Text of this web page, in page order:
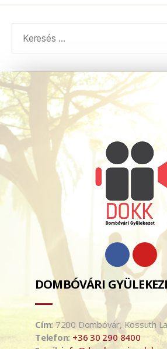
DOMBÓVÁRI
Cím: 7200 Dombóvár, Kossuth
Telefon: +36 30 290 8400